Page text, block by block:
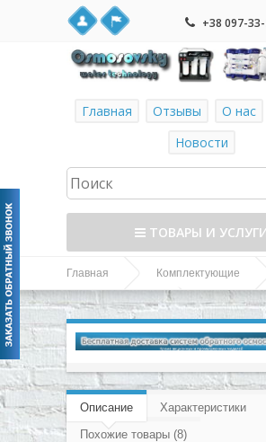
+38 097-
Главная Отзывы О нас
Новости
ТОВАРЫ И
Главная Комплектующие
Ключи и крепления FXBR7
пластина для систем с помпой
Описание Характеристики
Похожие товары (8)